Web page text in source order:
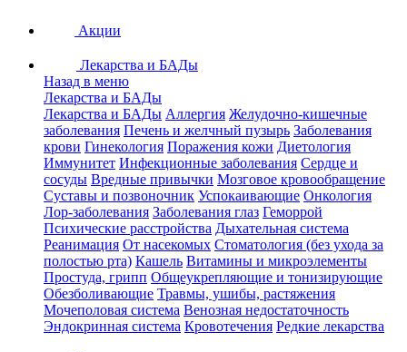
Акции
Лекарства и БАДы
Назад в меню
Лекарства и БАДы
Лекарства и БАДы Аллергия Желудочно-кишечные
заболевания Печень и желчный пузырь Заболевания
крови Гинекология Поражения кожи Диетология
Иммунитет Инфекционные заболевания Сердце и
сосуды Вредные привычки Мозговое кровообращение
Суставы и позвоночник Успокаивающие Онкология
Лор-заболевания Заболевания глаз Геморрой
Психические расстройства Дыхательная система
Реанимация От насекомых Стоматология (без ухода за
полостью рта) Кашель Витамины и микроэлементы
Простуда, грипп Общеукрепляющие и тонизирующие
Обезболивающие Травмы, ушибы, растяжения
Мочеполовая система Венозная недостаточность
Эндокринная система Кровотечения Редкие лекарства